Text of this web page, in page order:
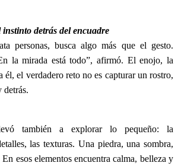
detrás del encuadre
personas, busca algo más que el gesto.
la mirada está todo”, afirmó. El enojo, la
él, el verdadero reto no es capturar un rostro,
detrás.
también a explorar lo pequeño: la
las texturas. Una piedra, una sombra,
esos elementos encuentra calma, belleza y